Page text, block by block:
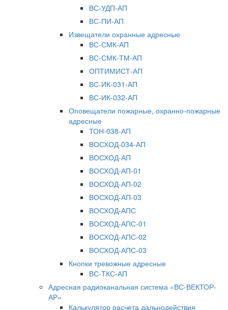
ВС-УДП-АП
ВС-ПИ-АП
Извещатели охранные адресные
ВС-СМК-АП
ВС-СМК-ТМ-АП
ОПТИМИСТ-АП
ВС-ИК-031-АП
ВС-ИК-032-АП
Оповещатели пожарные, охранно-пожарные
адресные
ТОН-038-АП
ВОСХОД-034-АП
ВОСХОД-АП
ВОСХОД-АП-01
ВОСХОД-АП-02
ВОСХОД-АП-03
ВОСХОД-АПС
ВОСХОД-АПС-01
ВОСХОД-АПС-02
ВОСХОД-АПС-03
Кнопки тревожные адресные
ВС-ТКС-АП
Адресная радиоканальная система «ВС-ВЕКТОР-
АР»
Калькулятор расчета дальнодействия